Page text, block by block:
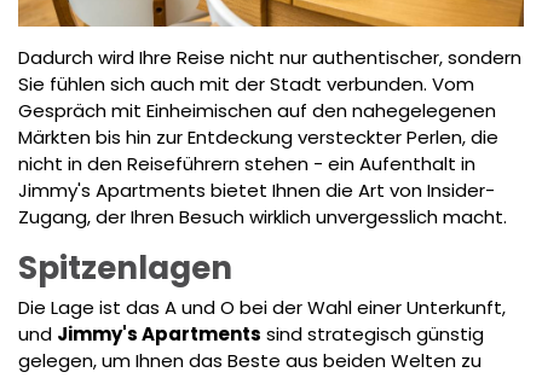
Dadurch wird Ihre Reise nicht nur authentischer, sondern
Sie fühlen sich auch mit der Stadt verbunden. Vom
Gespräch mit Einheimischen auf den nahegelegenen
Märkten bis hin zur Entdeckung versteckter Perlen, die
nicht in den Reiseführern stehen - ein Aufenthalt in
Jimmy's Apartments bietet Ihnen die Art von Insider-
Zugang, der Ihren Besuch wirklich unvergesslich macht.
Spitzenlagen
Die Lage ist das A und O bei der Wahl einer Unterkunft,
und Jimmy's Apartments sind strategisch günstig
gelegen, um Ihnen das Beste aus beiden Welten zu